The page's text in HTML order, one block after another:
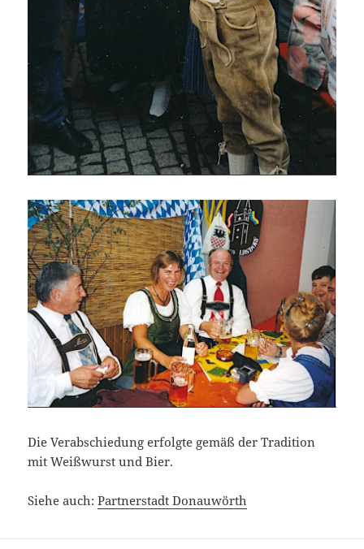
Die Verabschiedung erfolgte gemäß der Tradition
mit Weißwurst und Bier.
Siehe auch:Partnerstadt Donauwörth